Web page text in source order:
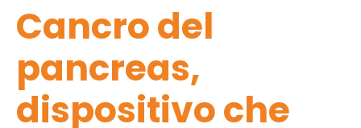
Cancro del
pancreas,
dispositivo che